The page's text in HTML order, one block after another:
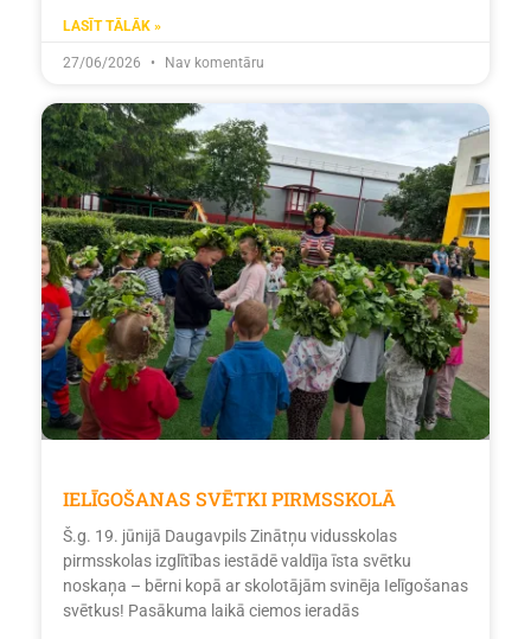
LASĪT TĀLĀK »
27/06/2026 Nav komentāru
IELĪGOŠANAS SVĒTKI PIRMSSKOLĀ
Š.g. 19. jūnijā Daugavpils Zinātņu vidusskolas
pirmsskolas izglītības iestādē valdīja īsta svētku
noskaņa – bērni kopā ar skolotājām svinēja Ielīgošanas
svētkus! Pasākuma laikā ciemos ieradās